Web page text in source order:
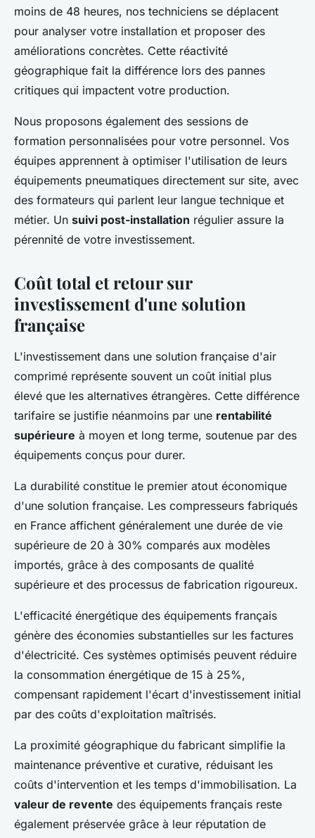
moins de 48 heures, nos techniciens se déplacent
pour analyser votre installation et proposer des
améliorations concrètes. Cette réactivité
géographique fait la différence lors des pannes
critiques qui impactent votre production.
Nous proposons également des sessions de
formation personnalisées pour votre personnel. Vos
équipes apprennent à optimiser l'utilisation de leurs
équipements pneumatiques directement sur site, avec
des formateurs qui parlent leur langue technique et
métier. Un suivi post-installation régulier assure la
pérennité de votre investissement.
Coût total et retour sur
investissement d'une solution
française
L'investissement dans une solution française d'air
comprimé représente souvent un coût initial plus
élevé que les alternatives étrangères. Cette différence
tarifaire se justifie néanmoins par une rentabilité
supérieure à moyen et long terme, soutenue par des
équipements conçus pour durer.
La durabilité constitue le premier atout économique
d'une solution française. Les compresseurs fabriqués
en France affichent généralement une durée de vie
supérieure de 20 à 30% comparés aux modèles
importés, grâce à des composants de qualité
supérieure et des processus de fabrication rigoureux.
L'efficacité énergétique des équipements français
génère des économies substantielles sur les factures
d'électricité. Ces systèmes optimisés peuvent réduire
la consommation énergétique de 15 à 25%,
compensant rapidement l'écart d'investissement initial
par des coûts d'exploitation maîtrisés.
La proximité géographique du fabricant simplifie la
maintenance préventive et curative, réduisant les
coûts d'intervention et les temps d'immobilisation. La
valeur de revente des équipements français reste
également préservée grâce à leur réputation de